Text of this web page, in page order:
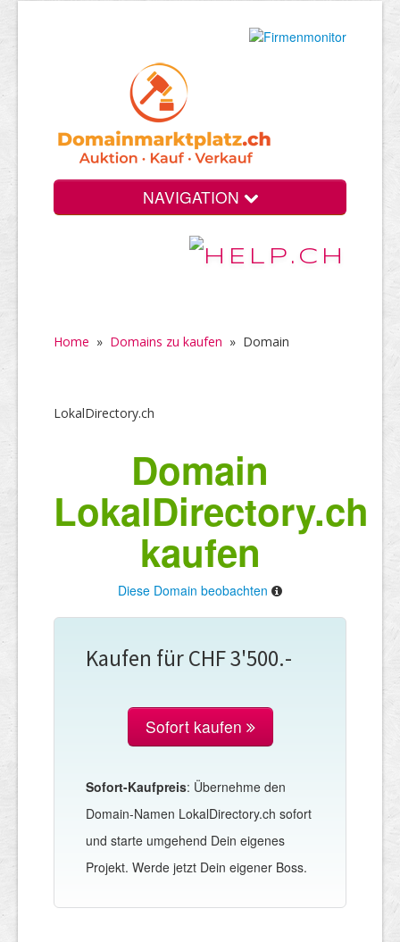
NAVIGATION
Home » Domains zu kaufen » Domain
LokalDirectory.ch
Domain
LokalDirectory.ch
kaufen
Diese Domain beobachten
Kaufen für CHF 3'500.-
Sofort kaufen
Sofort-Kaufpreis: Übernehme den
Domain-Namen LokalDirectory.ch sofort
und starte umgehend Dein eigenes
Projekt. Werde jetzt Dein eigener Boss.